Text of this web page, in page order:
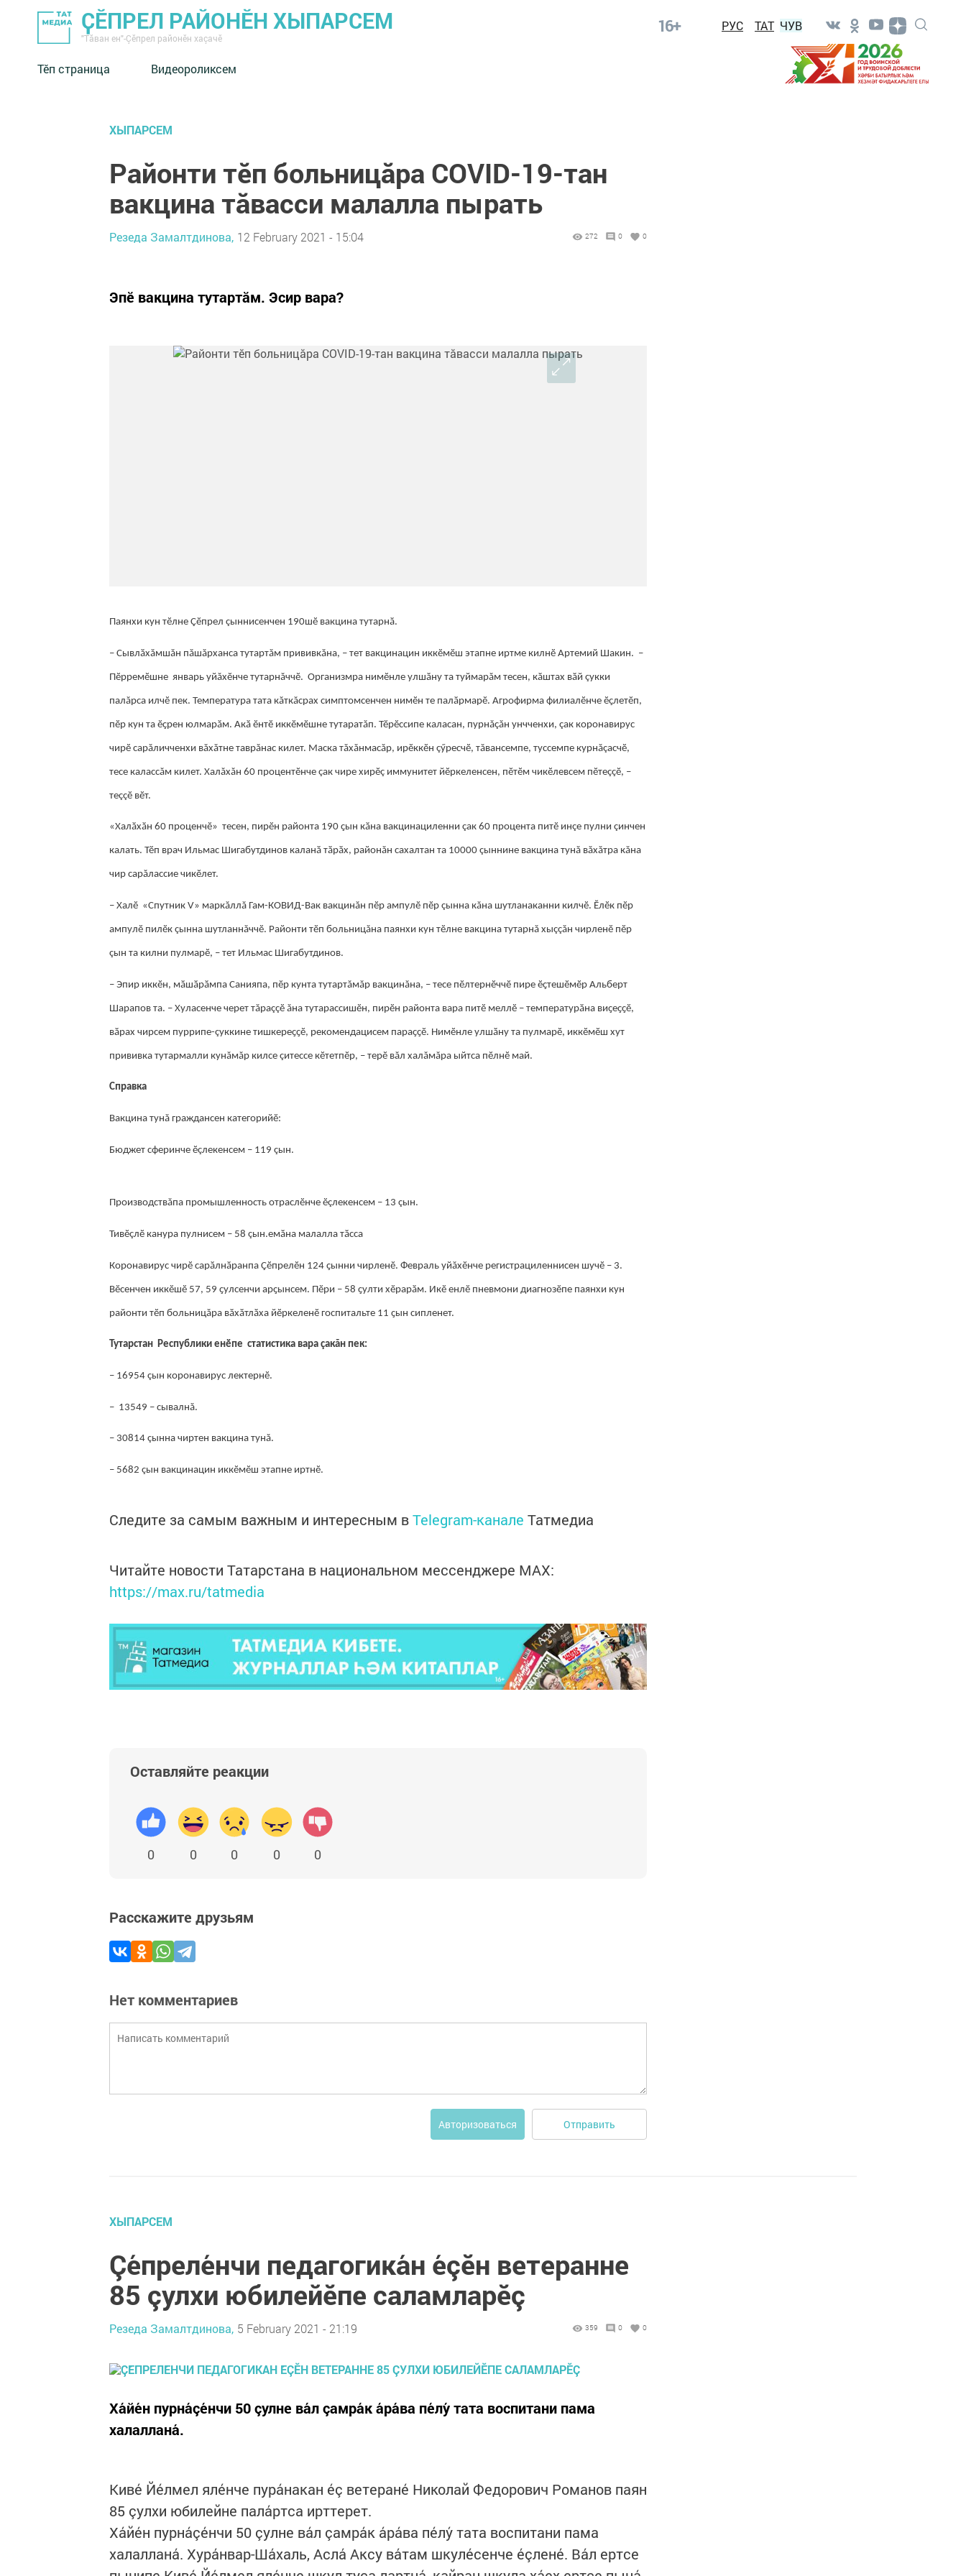
ҪӖПРЕЛ РАЙОНӖН ХЫПАРСЕМ
"Тӑван ен"-Çĕпрел районĕн хаçачӗ
16+ РУС ТАТ ЧУВ
Тӗп страница Видеороликсем
ХЫПАРСЕМ
Районти тӗп больницăра COVID-19-тан
вакцина тăвасси малалла пырать
Резеда Замалтдинова, 12 February 2021 - 15:04 272 0 0
Эпӗ вакцина тутартӑм. Эсир вара?
Паянхи кун тӗлне Çӗпрел çыннисенчен 190шӗ вакцина тутарнӑ.
– Сывлӑхăмшăн пăшăрханса тутартăм прививкăна, – тет вакцинацин иккӗмӗш этапне иртме килнӗ Артемий Шакин. –
Пӗрремӗшне январь уйăхӗнче тутарнăччӗ. Организмра нимӗнле улшӑну та туймарăм тесен, кӑштах вӑй çукки
палăрса илчӗ пек. Температура тата кăткăсрах симптомсенчен нимӗн те палӑрмарӗ. Агрофирма филиалӗнче ӗҫлетӗп,
пӗр кун та ӗҫрен юлмарӑм. Акӑ ӗнтӗ иккӗмӗшне тутаратăп. Тӗрӗссипе каласан, пурнăçăн унчченхи, çак коронавирус
чирӗ сарăличченхи вăхăтне таврăнас килет. Маска тăхăнмасăр, ирӗккӗн çӳресчӗ, тăвансемпе, туссемпе курнăçасчӗ,
тесе калассăм килет. Халăхăн 60 процентӗнче çак чире хирӗç иммунитет йӗркеленсен, пӗтӗм чикӗлевсем пӗтеççӗ, –
теççӗ вӗт.
«Халӑхӑн 60 проценчӗ» тесен, пирӗн районта 190 ҫын кӑна вакцинациленни çак 60 процента питӗ инçе пулни çинчен
калать. Тӗп врач Ильмас Шигабутдинов каланӑ тӑрӑх, районăн сахалтан та 10000 çыннине вакцина тунă вăхăтра кăна
чир сарăлассие чикӗлет.
– Халӗ «Спутник V» маркăллă Гам-КОВИД-Вак вакцинăн пӗр ампулӗ пӗр çынна кăна шутланаканни килчӗ. Ӗлӗк пӗр
ампулӗ пилӗк çынна шутланнăччӗ. Районти тӗп больницăна паянхи кун тӗлне вакцина тутарнă хыççăн чирленӗ пӗр
çын та килни пулмарӗ, – тет Ильмас Шигабутдинов.
– Эпир иккӗн, мӑшӑрӑмпа Санияпа, пӗр кунта тутартăмăр вакцинăна, – тесе пӗлтернӗччӗ пире ӗҫтешӗмӗр Альберт
Шарапов та. – Хуласенче черет тăраççӗ ăна тутарассишӗн, пирӗн районта вара питӗ меллӗ – температурӑна виҫеҫҫӗ,
вӑрах чирсем пуррипе-çуккине тишкереҫҫӗ, рекомендацисем параҫҫӗ. Нимӗнле улшӑну та пулмарӗ, иккӗмӗш хут
прививка тутармалли кунăмăр килсе çитессе кӗтетпӗр, – терӗ вăл халăмăра ыйтса пӗлнӗ май.
Справка
Вакцина тунă граждансен категорийӗ:
Бюджет сферинче ӗçлекенсем – 119 çын.
Производствăпа промышленность отраслӗнче ӗçлекенсем – 13 çын.
Тивӗçлӗ канура пулнисем – 58 çын.емӑна малалла тӑсса
Коронавирус чирӗ сарӑлнӑранпа Çӗпрелӗн 124 ҫынни чирленӗ. Февраль уйăхӗнче регистрациленнисен шучӗ – 3.
Вӗсенчен иккӗшӗ 57, 59 ҫулсенчи арҫынсем. Пӗри – 58 ҫулти хӗрарӑм. Икӗ енлӗ пневмони диагнозӗпе паянхи кун
районти тӗп больницăра вӑхӑтлӑха йӗркеленӗ госпитальте 11 ҫын сипленет.
Тутарстан Республики енӗпе статистика вара çакăн пек:
– 16954 çын коронавирус лектернӗ.
– 13549 – сывалнă.
– 30814 çынна чиртен вакцина тунă.
– 5682 çын вакцинацин иккӗмӗш этапне иртнӗ.
Следите за самым важным и интересным вTelegram-канале Татмедиа
Читайте новости Татарстана в национальном мессенджере MАХ:
https://max.ru/tatmedia
Оставляйте реакции
0 0 0 0 0
Расскажите друзьям
Нет комментариев
Авторизоваться Отправить
ХЫПАРСЕМ
Çе́преле́нчи педагогика́н е́çĕн ветеранне
85 çулхи юбилейĕпе саламларĕç
Резеда Замалтдинова, 5 February 2021 - 21:19 359 0 0
Ха́йе́н пурна́çе́нчи 50 çулне ва́л çамра́к а́ра́ва пе́лу́ тата воспитани пама
халаллана́.
Киве́ Йе́лмел яле́нче пура́накан е́ç ветеране́ Николай Федорович Романов паян
85 çулхи юбилейне пала́ртса ирттерет.
Ха́йе́н пурна́çе́нчи 50 çулне ва́л çамра́к а́ра́ва пе́лу́ тата воспитани пама
халаллана́. Хура́нвар-Ша́халь, Асла́ Аксу ва́там шкуле́сенче е́çлене́. Ва́л ертсе